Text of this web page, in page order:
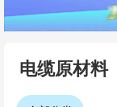
电缆原材料